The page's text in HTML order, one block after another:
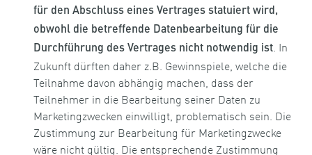
für den Abschluss eines Vertrages statuiert wird,
obwohl die betreffende Datenbearbeitung für die
Durchführung des Vertrages nicht notwendig ist. In
Zukunft dürften daher z.B. Gewinnspiele, welche die
Teilnahme davon abhängig machen, dass der
Teilnehmer in die Bearbeitung seiner Daten zu
Marketingzwecken einwilligt, problematisch sein. Die
Zustimmung zur Bearbeitung für Marketingzwecke
wäre nicht gültig. Die entsprechende Zustimmung